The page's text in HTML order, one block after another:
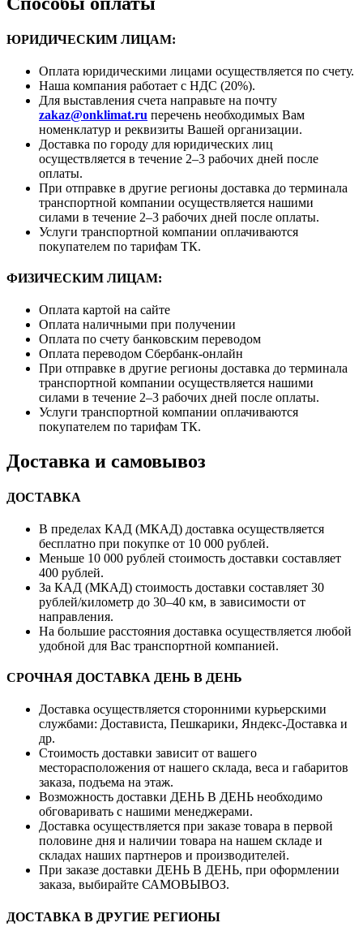
ЮРИДИЧЕСКИМ ЛИЦАМ:
Оплата юридическими лицами осуществляется по счету.
Наша компания работает с НДС (20%).
Для выставления счета направьте на почту
zakaz@onklimat.ru перечень необходимых Вам
номенклатур и реквизиты Вашей организации.
Доставка по городу для юридических лиц
осуществляется в течение 2–3 рабочих дней после
оплаты.
При отправке в другие регионы доставка до терминала
транспортной компании осуществляется нашими
силами в течение 2–3 рабочих дней после оплаты.
Услуги транспортной компании оплачиваются
покупателем по тарифам ТК.
ФИЗИЧЕСКИМ ЛИЦАМ:
Оплата картой на сайте
Оплата наличными при получении
Оплата по счету банковским переводом
Оплата переводом Сбербанк-онлайн
При отправке в другие регионы доставка до терминала
транспортной компании осуществляется нашими
силами в течение 2–3 рабочих дней после оплаты.
Услуги транспортной компании оплачиваются
покупателем по тарифам ТК.
Доставка и самовывоз
ДОСТАВКА
В пределах КАД (МКАД) доставка осуществляется
бесплатно при покупке от 10 000 рублей.
Меньше 10 000 рублей стоимость доставки составляет
400 рублей.
За КАД (МКАД) стоимость доставки составляет 30
рублей/километр до 30–40 км, в зависимости от
направления.
На большие расстояния доставка осуществляется любой
удобной для Вас транспортной компанией.
СРОЧНАЯ ДОСТАВКА ДЕНЬ В ДЕНЬ
Доставка осуществляется сторонними курьерскими
службами: Достависта, Пешкарики, Яндекс-Доставка и
др.
Стоимость доставки зависит от вашего
месторасположения от нашего склада, веса и габаритов
заказа, подъема на этаж.
Возможность доставки ДЕНЬ В ДЕНЬ необходимо
обговаривать с нашими менеджерами.
Доставка осуществляется при заказе товара в первой
половине дня и наличии товара на нашем складе и
складах наших партнеров и производителей.
При заказе доставки ДЕНЬ В ДЕНЬ, при оформлении
заказа, выбирайте САМОВЫВОЗ.
ДОСТАВКА В ДРУГИЕ РЕГИОНЫ